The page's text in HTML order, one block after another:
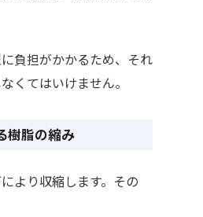
負担がかかるため、それ
くてはいけません。
樹脂の縮み
より収縮します。その